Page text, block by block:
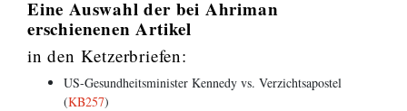
Eine Auswahl der bei Ahriman
erschienenen Artikel
in den Ketzerbriefen:
US-Gesundheitsminister Kennedy vs. Verzichtsapostel
(KB257)